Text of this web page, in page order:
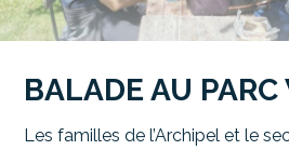
BALADE AU PARC
Les familles de l’Archipel et le